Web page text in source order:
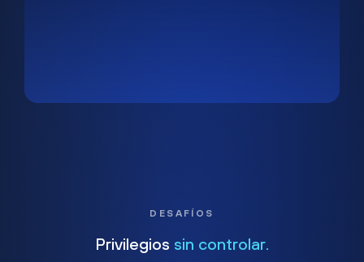
DESAFÍOS
Privilegios sin controlar.